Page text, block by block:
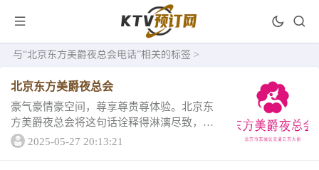
与“北京东方美爵夜总会电话”相关的标签 >
北京东方美爵夜总会
豪气豪情豪空间，尊享尊贵尊体验。北京东
方美爵夜总会将这句话诠释得淋漓尽致，奢
华大气的会场设计，让人的心境得以放松，
2025-05-27 20:13:21